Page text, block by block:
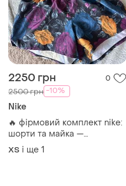
2250 грн 0
2500 грн -10%
Nike
🔥 фірмовий комплект nike:
шорти та майка —
ідеальний вибір для спорту
та стильних образів!
ХS і ще 1